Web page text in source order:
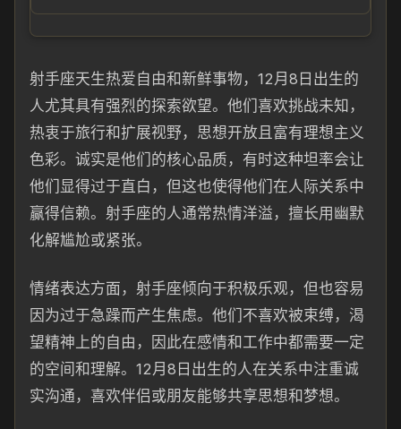
射手座天生热爱自由和新鲜事物，12月8日出生的
人尤其具有强烈的探索欲望。他们喜欢挑战未知，
热衷于旅行和扩展视野，思想开放且富有理想主义
色彩。诚实是他们的核心品质，有时这种坦率会让
他们显得过于直白，但这也使得他们在人际关系中
赢得信赖。射手座的人通常热情洋溢，擅长用幽默
化解尴尬或紧张。
情绪表达方面，射手座倾向于积极乐观，但也容易
因为过于急躁而产生焦虑。他们不喜欢被束缚，渴
望精神上的自由，因此在感情和工作中都需要一定
的空间和理解。12月8日出生的人在关系中注重诚
实沟通，喜欢伴侣或朋友能够共享思想和梦想。